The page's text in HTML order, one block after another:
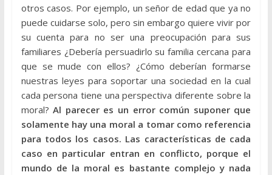
otros casos. Por ejemplo, un señor de edad que ya no
puede cuidarse solo, pero sin embargo quiere vivir por
su cuenta para no ser una preocupación para sus
familiares ¿Debería persuadirlo su familia cercana para
que se mude con ellos? ¿Cómo deberían formarse
nuestras leyes para soportar una sociedad en la cual
cada persona tiene una perspectiva diferente sobre la
moral?Al parecer es un error común suponer que
solamente hay una moral a tomar como referencia
para todos los casos. Las características de cada
caso en particular entran en conflicto, porque el
mundo de la moral es bastante complejo y nada